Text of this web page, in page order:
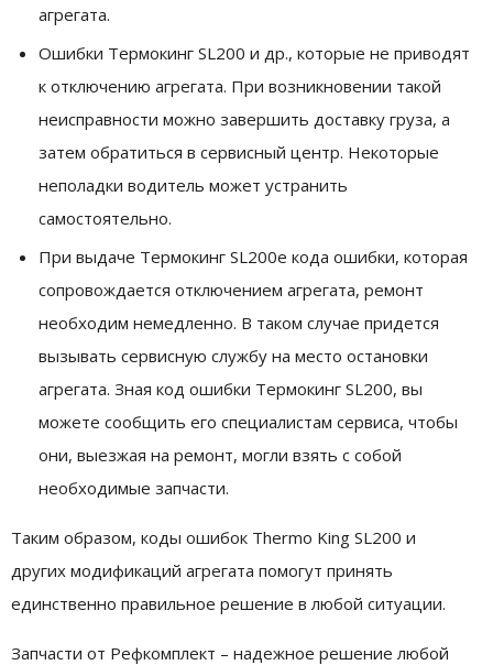
агрегата.
Ошибки Термокинг SL200 и др., которые не приводят
к отключению агрегата. При возникновении такой
неисправности можно завершить доставку груза, а
затем обратиться в сервисный центр. Некоторые
неполадки водитель может устранить
самостоятельно.
При выдаче Термокинг SL200е кода ошибки, которая
сопровождается отключением агрегата, ремонт
необходим немедленно. В таком случае придется
вызывать сервисную службу на место остановки
агрегата. Зная код ошибки Термокинг SL200, вы
можете сообщить его специалистам сервиса, чтобы
они, выезжая на ремонт, могли взять с собой
необходимые запчасти.
Таким образом, коды ошибок Thermo King SL200 и
других модификаций агрегата помогут принять
единственно правильное решение в любой ситуации.
Запчасти от Рефкомплект – надежное решение любой